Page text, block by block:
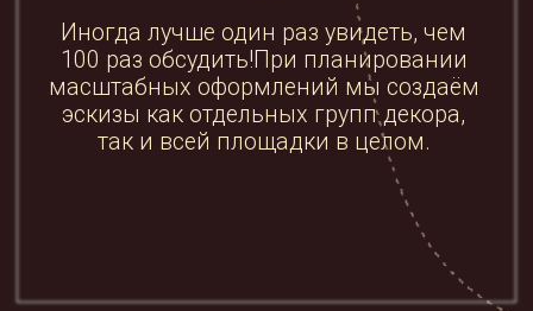
ответственность перед вами и все
условия сотрудничества.